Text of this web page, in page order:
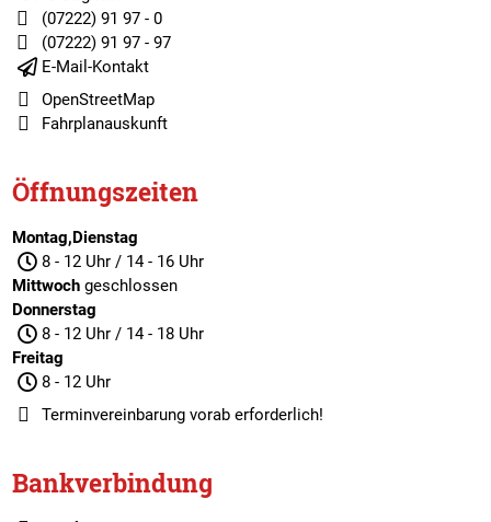
(07222) 91 97 - 0
(07222) 91 97 - 97
E-Mail-Kontakt
OpenStreetMap
Fahrplanauskunft
Öffnungszeiten
Montag,Dienstag
8 - 12 Uhr / 14 - 16 Uhr
Mittwochgeschlossen
Donnerstag
8 - 12 Uhr / 14 - 18 Uhr
Freitag
8 - 12 Uhr
Terminvereinbarungvorab erforderlich!
Bankverbindung